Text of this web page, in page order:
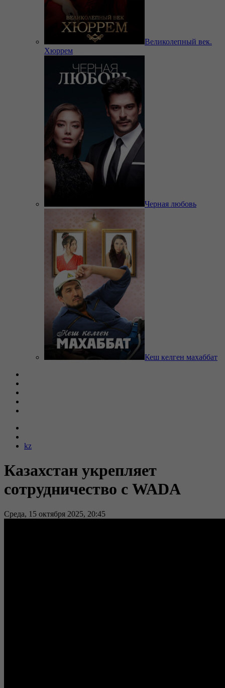
Великолепный век.
Хюррем
Черная любовь
Кеш келген махаббат
kz
Казахстан укрепляет
сотрудничество с WADA
Среда, 15 октября 2025, 20:45